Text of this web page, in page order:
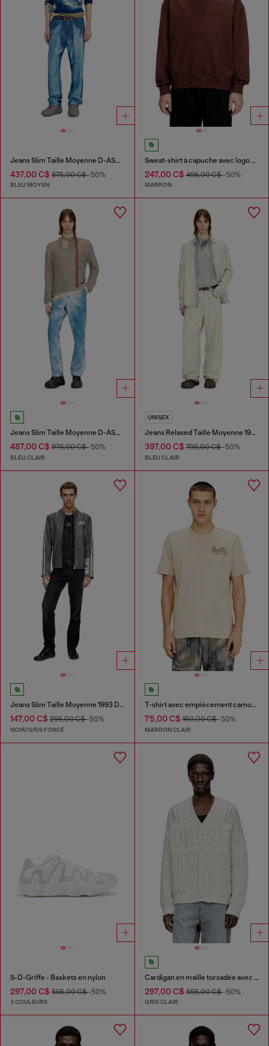
Jeans Slim Taille Moyenne D-ASKAR
437,00 C$ 875,00 C$-50%
BLEU MOYEN
Sweat-shirt à capuche avec logo brodé
247,00 C$495,00 C$-50%
MARRON
Jeans Slim Taille Moyenne D-ASKAR
487,00 C$ 975,00 C$-50%
BLEU CLAIR
UNISEX
Jeans Relaxed Taille Moyenne 1997 D-Enim-M
397,00 C$795,00 C$-50%
BLEU CLAIR
Jeans Slim Taille Moyenne 1993 D-Vyl
147,00 C$ 295,00 C$-50%
NOIR/GRIS FONCÉ
T-shirt avec empiècement camouflage
75,00 C$150,00 C$-50%
MARRON CLAIR
S-D-Griffe - Baskets en nylon
297,00 C$ 595,00 C$-50%
3 COULEURS
Cardigan en maille torsadée avec logo Diesel
297,00 C$595,00 C$-50%
GRIS CLAIR